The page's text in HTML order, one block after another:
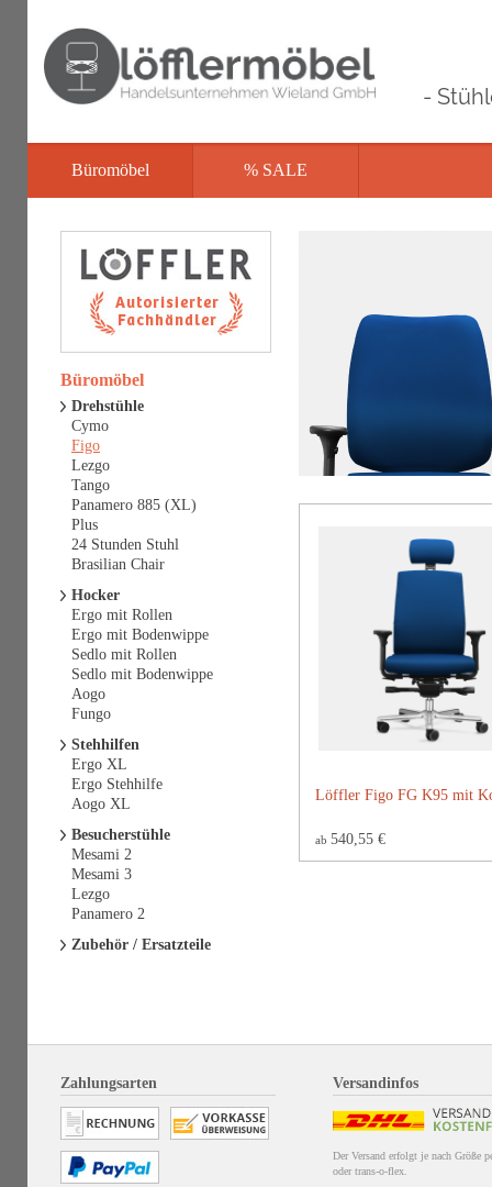
-
Büromöbel % SALE
Löffler Figo FG K95 mit
ab 540,55 €
Büromöbel
Drehstühle
Cymo
Figo
Lezgo
Tango
Panamero 885 (XL)
Plus
24 Stunden Stuhl
Brasilian Chair
Hocker
Ergo mit Rollen
Ergo mit Bodenwippe
Sedlo mit Rollen
Sedlo mit Bodenwippe
Aogo
Fungo
Stehhilfen
Ergo XL
Ergo Stehhilfe
Aogo XL
Besucherstühle
Mesami 2
Mesami 3
Lezgo
Panamero 2
Zubehör / Ersatzteile
Zahlungsarten Versandinfos
Der Versand erfolgt je nach Größe
oder trans-o-flex.